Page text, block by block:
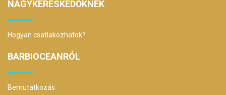
NAGYKERESKEDŐKNEK
Hogyan csatlakozhatok?
BARBIOCEANRÓL
Bemutatkozás